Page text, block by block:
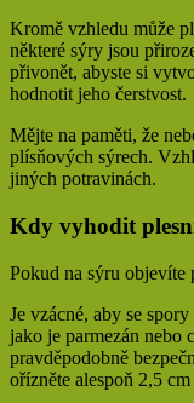
Kromě vzhledu může
některé sýry jsou
přivonět, abyste si
hodnotit jeho čerstvost.
Mějte na paměti, že
plísňových sýrech.
jiných potravinách.
Kdy vyhodit
Pokud na sýru objevíte
Je vzácné, aby se
jako je parmezán nebo
pravděpodobně
ořízněte alespoň 2,5